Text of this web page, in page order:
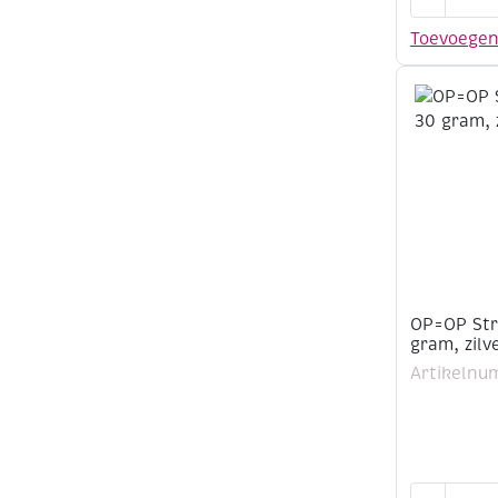
Toevoegen
extra
30
gram,
goud
OP=OP
gram,